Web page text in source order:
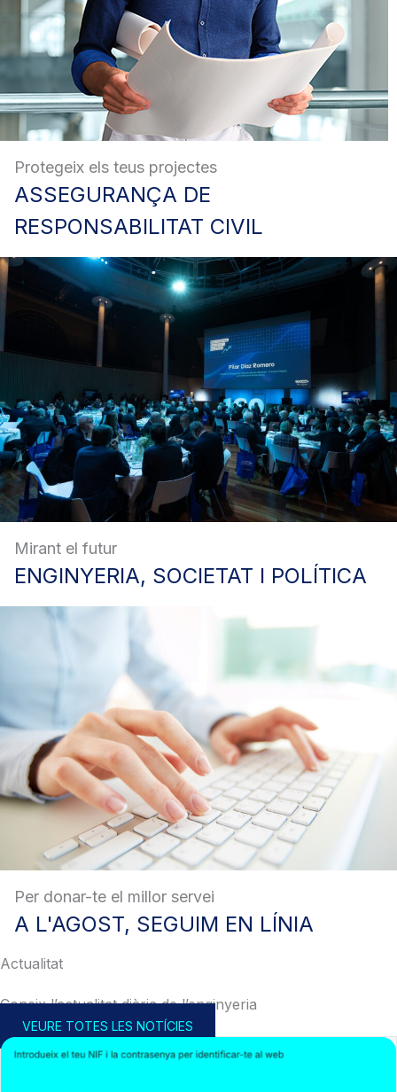
Protegeix els teus projectes
ASSEGURANÇA DE
RESPONSABILITAT CIVIL
Mirant el futur
ENGINYERIA, SOCIETAT I POLÍTICA
Per donar-te el millor servei
A L'AGOST, SEGUIM EN LÍNIA
Actualitat
Coneix l’actualitat diària de l’enginyeria
VEURE TOTES LES NOTÍCIES